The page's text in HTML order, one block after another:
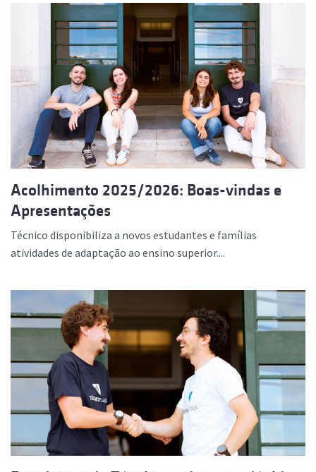
Acolhimento 2025/2026: Boas-vindas e
Apresentações
Técnico disponibiliza a novos estudantes e famílias
atividades de adaptação ao ensino superior....